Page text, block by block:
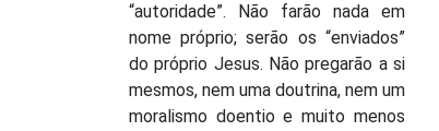
“autoridade”. Não farão nada em
nome próprio; serão os “enviados”
do próprio Jesus. Não pregarão a si
mesmos, nem uma doutrina, nem um
moralismo doentio e muito menos